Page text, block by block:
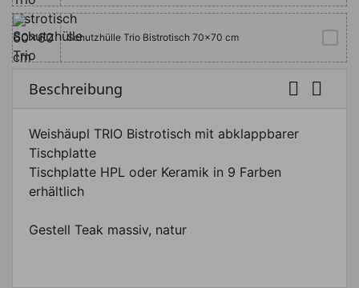
Schutzhülle Trio Bistrotisch 70x70 cm
Beschreibung  
Weishäupl TRIO Bistrotisch mit abklappbarer
Tischplatte
Tischplatte HPL oder Keramik in 9 Farben
erhältlich
Gestell Teak massiv, natur